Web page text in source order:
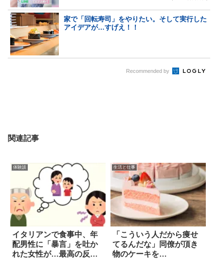
家で「回転寿司」をやりたい。そして実行した
アイデアが…すげえ！！
Recommended by
関連記事
体験談
イタリアンで食事中、年
配男性に「暴言」を吐か
れた女性が…最高の反
生活と仕事
「こういう人だから痩せ
てるんだな」同僚が頂き
物のケーキを…